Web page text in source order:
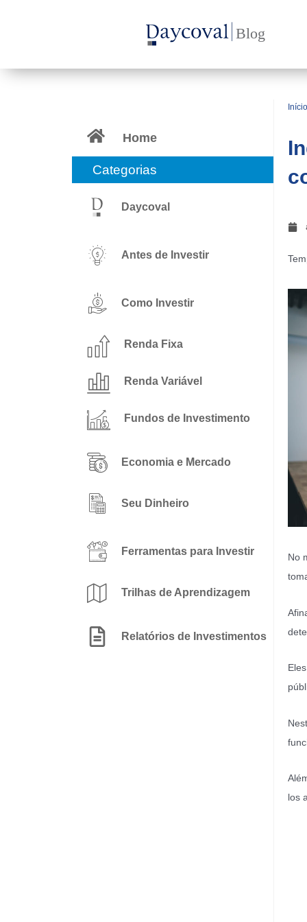
Home
Categorias
Daycoval
Antes de Investir
Como Investir
Renda Fixa
Renda Variável
Fundos de Investimento
Economia e Mercado
Seu Dinheiro
Ferramentas para Investir
Trilhas de Aprendizagem
Relatórios de Investimentos
Início
No
los